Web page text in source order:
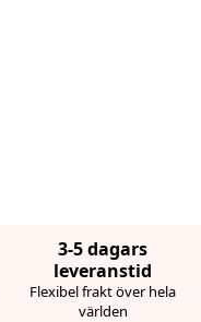
3-5 dagars
leveranstid
Flexibel frakt över hela
världen